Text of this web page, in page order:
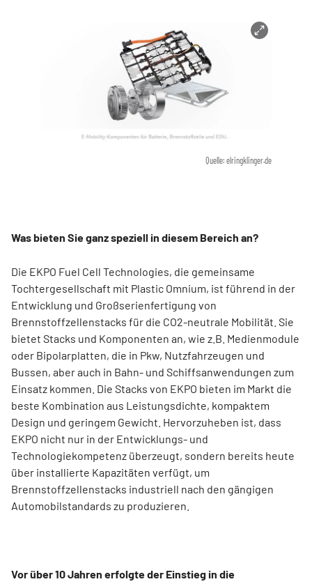
Quelle: elringklinger.de
Was bieten Sie ganz speziell in diesem Bereich an?
Die EKPO Fuel Cell Technologies, die gemeinsame
Tochtergesellschaft mit Plastic Omnium, ist führend in der
Entwicklung und Großserienfertigung von
Brennstoffzellenstacks für die CO2-neutrale Mobilität. Sie
bietet Stacks und Komponenten an, wie z.B. Medienmodule
oder Bipolarplatten, die in Pkw, Nutzfahrzeugen und
Bussen, aber auch in Bahn- und Schiffsanwendungen zum
Einsatz kommen. Die Stacks von EKPO bieten im Markt die
beste Kombination aus Leistungsdichte, kompaktem
Design und geringem Gewicht. Hervorzuheben ist, dass
EKPO nicht nur in der Entwicklungs- und
Technologiekompetenz überzeugt, sondern bereits heute
über installierte Kapazitäten verfügt, um
Brennstoffzellenstacks industriell nach den gängigen
Automobilstandards zu produzieren.
Vor über 10 Jahren erfolgte der Einstieg in die